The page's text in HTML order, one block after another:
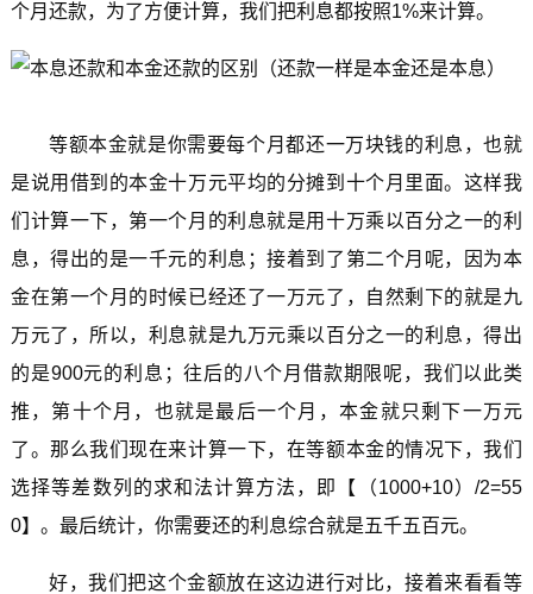
个月还款，为了方便计算，我们把利息都按照1%来计算。
等额本金就是你需要每个月都还一万块钱的利息，也就
是说用借到的本金十万元平均的分摊到十个月里面。这样我
们计算一下，第一个月的利息就是用十万乘以百分之一的利
息，得出的是一千元的利息；接着到了第二个月呢，因为本
金在第一个月的时候已经还了一万元了，自然剩下的就是九
万元了，所以，利息就是九万元乘以百分之一的利息，得出
的是900元的利息；往后的八个月借款期限呢，我们以此类
推，第十个月，也就是最后一个月，本金就只剩下一万元
了。那么我们现在来计算一下，在等额本金的情况下，我们
选择等差数列的求和法计算方法，即【（1000+10）/2=55
0】。最后统计，你需要还的利息综合就是五千五百元。
好，我们把这个金额放在这边进行对比，接着来看看等